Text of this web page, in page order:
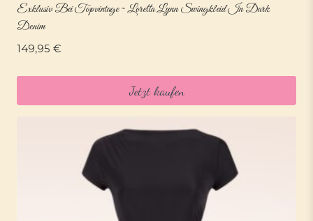
Exklusiv Bei Topvintage ~ Loretta Lynn Swingkleid In Dark
Denim
149,95 €
Jetzt kaufen